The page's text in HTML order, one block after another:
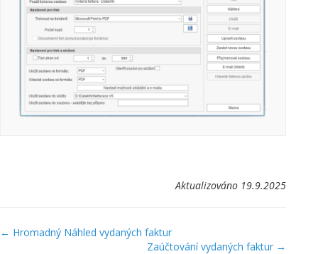
Aktualizováno 19.9.2025
Navigace
← Hromadný Náhled vydaných faktur
Zaúčtování vydaných faktur →